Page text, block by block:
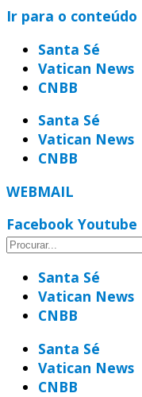
Ir para o conteúdo
Santa Sé
Vatican News
CNBB
Santa Sé
Vatican News
CNBB
WEBMAIL
Facebook Youtube
Santa Sé
Vatican News
CNBB
Santa Sé
Vatican News
CNBB